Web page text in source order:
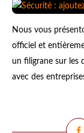
Nous vous
officiel et
un filigrane sur les
avec des